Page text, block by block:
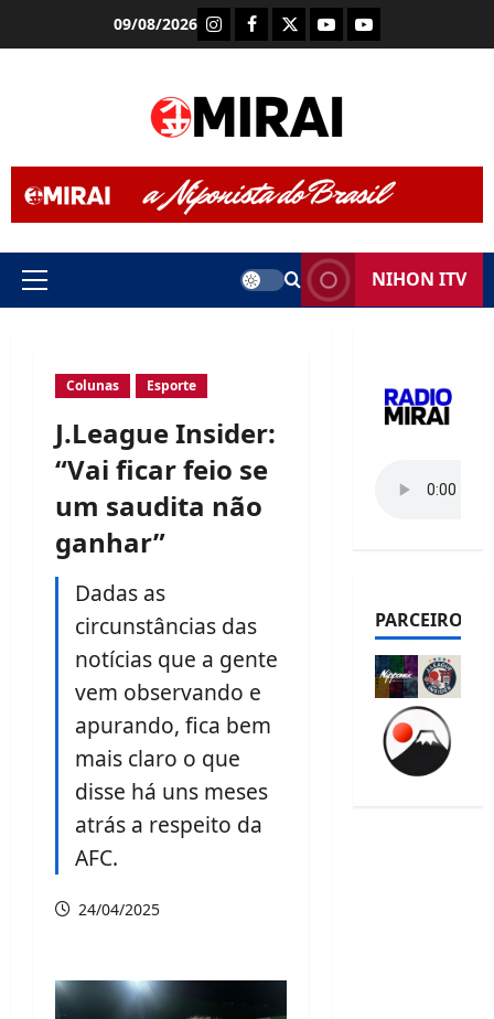
09/08/2026 InstagramFacebook
X Youtube (Rádio
Youtube (TV
Primary
NIHON ITV
Colunas Esporte
J.League Insider:
“Vai ficar feio se
um saudita não
ganhar”
Dadas as
circunstâncias das
notícias que a gente
vem observando e
apurando, fica bem
mais claro o que
disse há uns meses
atrás a respeito da
AFC.
24/04/2025
PARCEIROS